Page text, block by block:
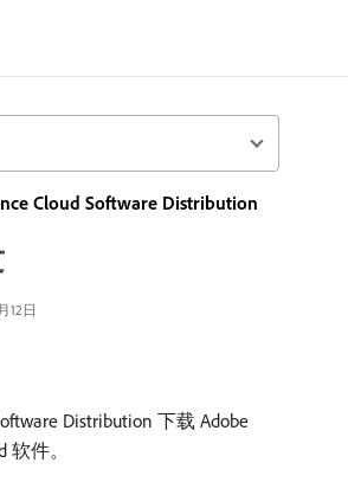
Cloud Software Distribution
12日
Distribution 下载 Adobe
软件。